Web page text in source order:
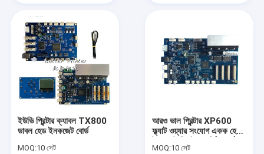
ইউভি প্রিন্টার ক্যাবল TX800
ডাবল হেড ইনকজেট বোর্ড
MOQ:10 সেট
আরও ভাল প্রিন্টার XP600
ফ্ল্যাট ওয়্যার সংযোগ একক হেড
MOQ:10 সেট